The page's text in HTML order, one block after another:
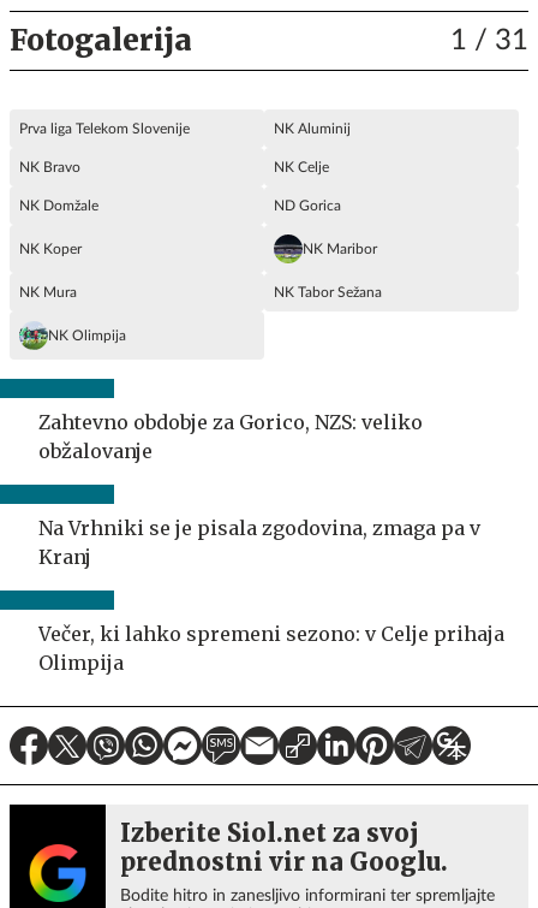
Fotogalerija 1 / 31
Prva liga Telekom Slovenije NK Aluminij
NK Bravo NK Celje
NK Domžale ND Gorica
NK Koper NK Maribor
NK Mura NK Tabor Sežana
NK Olimpija
Zahtevno obdobje za Gorico, NZS: veliko
obžalovanje
Na Vrhniki se je pisala zgodovina, zmaga pa v
Kranj
Večer, ki lahko spremeni sezono: v Celje prihaja
Olimpija
Izberite Siol.net za svoj
prednostni vir na Googlu.
Bodite hitro in zanesljivo informirani ter spremljajte